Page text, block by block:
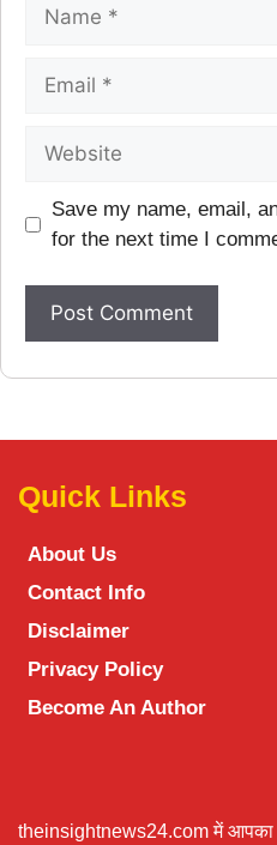
Save my name, email,
for the next time I
Quick Links
About Us
Contact Info
Disclaimer
Privacy Policy
Become An Author
theinsightnews24.com में आपका